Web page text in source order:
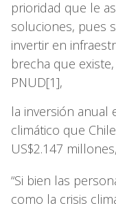
prioridad que le
soluciones, pues
invertir en
brecha que
PNUD[1],
la inversión anual
climático que
US$2.147
“Si bien las
como la crisis